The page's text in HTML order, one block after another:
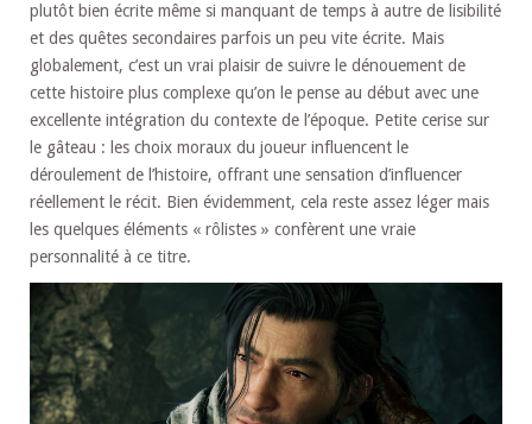
plutôt bien écrite même si manquant de temps à autre de lisibilité
et des quêtes secondaires parfois un peu vite écrite. Mais
globalement, c’est un vrai plaisir de suivre le dénouement de
cette histoire plus complexe qu’on le pense au début avec une
excellente intégration du contexte de l’époque. Petite cerise sur
le gâteau : les choix moraux du joueur influencent le
déroulement de l’histoire, offrant une sensation d’influencer
réellement le récit. Bien évidemment, cela reste assez léger mais
les quelques éléments « rôlistes » confèrent une vraie
personnalité à ce titre.